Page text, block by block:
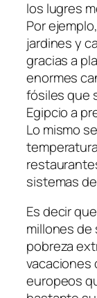
los lugres
Por
jardines y
gracias a
enormes
fósiles que
Egipcio a
Lo mismo
sistemas
Es decir
millones de
pobreza
vacaciones
europeos